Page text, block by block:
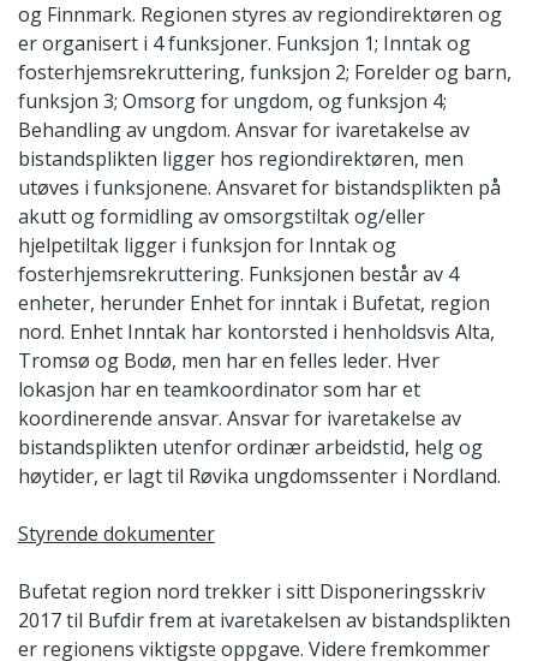
og Finnmark. Regionen styres av regiondirektøren og
er organisert i 4 funksjoner. Funksjon 1; Inntak og
fosterhjemsrekruttering, funksjon 2; Forelder og barn,
funksjon 3; Omsorg for ungdom, og funksjon 4;
Behandling av ungdom. Ansvar for ivaretakelse av
bistandsplikten ligger hos regiondirektøren, men
utøves i funksjonene. Ansvaret for bistandsplikten på
akutt og formidling av omsorgstiltak og/eller
hjelpetiltak ligger i funksjon for Inntak og
fosterhjemsrekruttering. Funksjonen består av 4
enheter, herunder Enhet for inntak i Bufetat, region
nord. Enhet Inntak har kontorsted i henholdsvis Alta,
Tromsø og Bodø, men har en felles leder. Hver
lokasjon har en teamkoordinator som har et
koordinerende ansvar. Ansvar for ivaretakelse av
bistandsplikten utenfor ordinær arbeidstid, helg og
høytider, er lagt til Røvika ungdomssenter i Nordland.
Styrende dokumenter
Bufetat region nord trekker i sitt Disponeringsskriv
2017 til Bufdir frem at ivaretakelsen av bistandsplikten
er regionens viktigste oppgave. Videre fremkommer